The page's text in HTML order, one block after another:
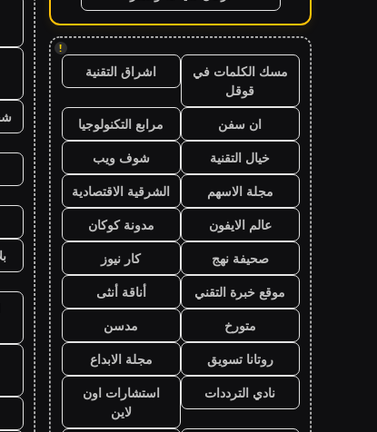
!
مسك الكلمات في
قوقل
اشراق التقنية
ان سفن
مرابع التكنولوجيا
خيال التقنية
شوف ويب
مجلة الاسهم
الشرقية الاقتصادية
عالم الايفون
مدونة كوكان
صحيفة نهج
كار نيوز
موقع خبرة التقني
أناقة أنثى
متورخ
مدسن
روتانا تسويق
مجلة الابداع
نادي الترددات
استشارات اون
لاين